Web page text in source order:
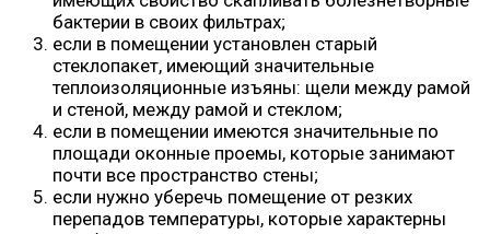
бактерии в своих фильтрах;
если в помещении установлен старый
стеклопакет, имеющий значительные
теплоизоляционные изъяны: щели между рамой
и стеной, между рамой и стеклом;
если в помещении имеются значительные по
площади оконные проемы, которые занимают
почти все пространство стены;
если нужно уберечь помещение от резких
перепадов температуры, которые характерны